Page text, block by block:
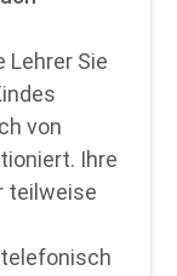
Lehrer Sie
von
Ihre
teilweise